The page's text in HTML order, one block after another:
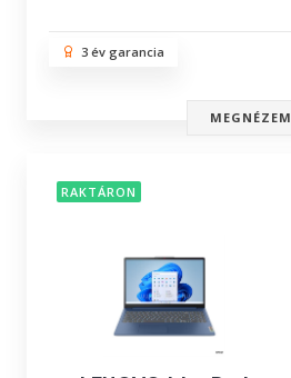
3 év garancia
MEGNÉZEM
RAKTÁRON